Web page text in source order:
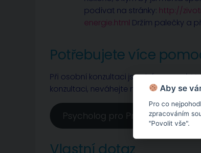
podívat na stránky: http://
energie.html Držím palečky a
Potřebujete více
Při osobní konzultaci jsou informace k
konzultaci, neváhejte mne kontaktovat.
Psycholog pro Prahu a Nymburk
Vlastní dotaz
Aby se
Pro co
zpracováním
"Povolit vše".